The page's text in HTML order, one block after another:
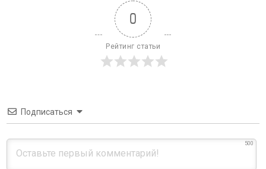
0
Рейтинг статьи
Подписаться
500